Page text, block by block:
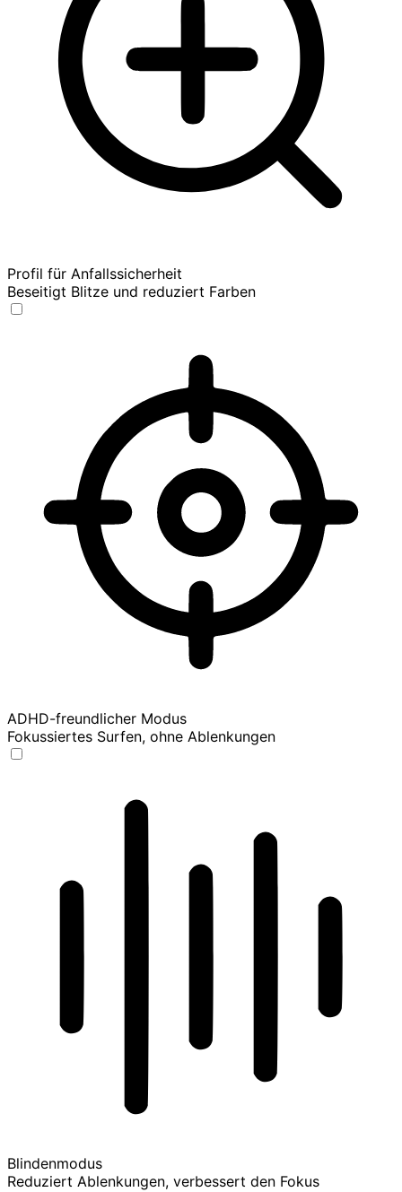
Profil für Anfallssicherheit
Beseitigt Blitze und reduziert Farben
ADHD-freundlicher Modus
Fokussiertes Surfen, ohne Ablenkungen
Blindenmodus
Reduziert Ablenkungen, verbessert den Fokus